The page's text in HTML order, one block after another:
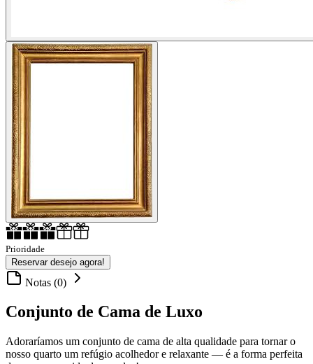
Prioridade
Reservar desejo agora!
Notas (0)
Conjunto de Cama de Luxo
Adoraríamos um conjunto de cama de alta qualidade para tornar o
nosso quarto um refúgio acolhedor e relaxante — é a forma perfeita